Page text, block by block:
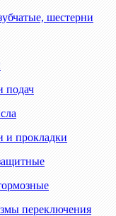
шестерни
подач
прокладки
переключения